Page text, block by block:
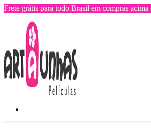
Frete grátis para todo Brasil em compras